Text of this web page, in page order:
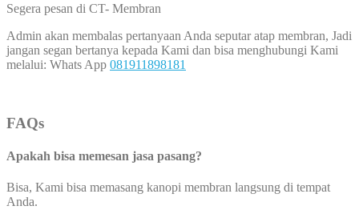
Segera pesan di CT- Membran
Admin akan membalas pertanyaan Anda seputar atap membran, Jadi
jangan segan bertanya kepada Kami dan bisa menghubungi Kami
melalui: Whats App 081911898181
FAQs
Apakah bisa memesan jasa pasang?
Bisa, Kami bisa memasang kanopi membran langsung di tempat
Anda.